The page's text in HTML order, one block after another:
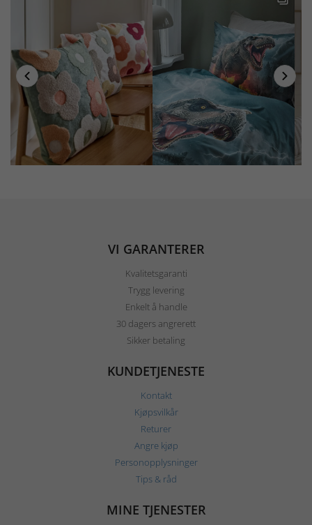
VI GARANTERER
Kvalitetsgaranti
Trygg levering
Enkelt å handle
30 dagers angrerett
Sikker betaling
KUNDETJENESTE
Kontakt
Kjøpsvilkår
Returer
Angre kjøp
Personopplysninger
Tips & råd
MINE TJENESTER